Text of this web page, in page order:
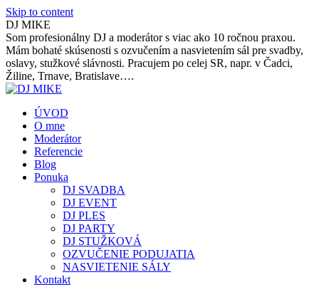
Skip to content
DJ MIKE
Som profesionálny DJ a moderátor s viac ako 10 ročnou praxou.
Mám bohaté skúsenosti s ozvučením a nasvietením sál pre svadby,
oslavy, stužkové slávnosti. Pracujem po celej SR, napr. v Čadci,
Žiline, Trnave, Bratislave….
ÚVOD
O mne
Moderátor
Referencie
Blog
Ponuka
DJ SVADBA
DJ EVENT
DJ PLES
DJ PARTY
DJ STUŽKOVÁ
OZVUČENIE PODUJATIA
NASVIETENIE SÁLY
Kontakt